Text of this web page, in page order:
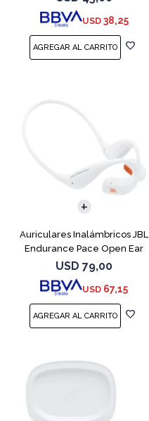
USD 38,25
Auriculares Inalámbricos JBL
Endurance Pace Open Ear
Blanco
USD 79,00
USD 67,15